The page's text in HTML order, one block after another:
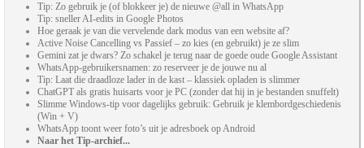
Tip: Zo gebruik je (of blokkeer je) de nieuwe @all in WhatsApp
Tip: sneller AI-edits in Google Photos
Hoe geraak je van die vervelende dark modus van een website af?
Active Noise Cancelling vs Passief – zo kies (en gebruikt) je ze slim
Gemini zat je dwars? Zo schakel je terug naar de goede oude Google Assistant
WhatsApp-gebruikersnamen: zo reserveer je de jouwe nu al
Tip: Laat die draadloze lader in de kast – klassiek opladen is slimmer
ChatGPT als gratis huisarts voor je PC (zonder dat hij in je bestanden snuffelt)
Slimme Windows-tip voor dagelijks gebruik: Gebruik je klembordgeschiedenis
(Win + V)
WhatsApp toont weer foto’s uit je adresboek op Android
Naar het Tip-archief...